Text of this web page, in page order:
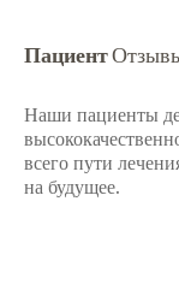
Пациент
Наши пациенты
всего пути
на будущее.